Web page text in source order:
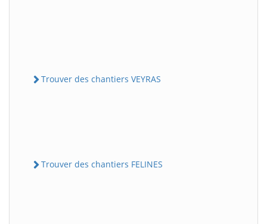
Trouver des chantiers VEYRAS
Trouver des chantiers FELINES